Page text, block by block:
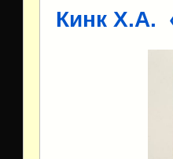
Кинк Х.А.